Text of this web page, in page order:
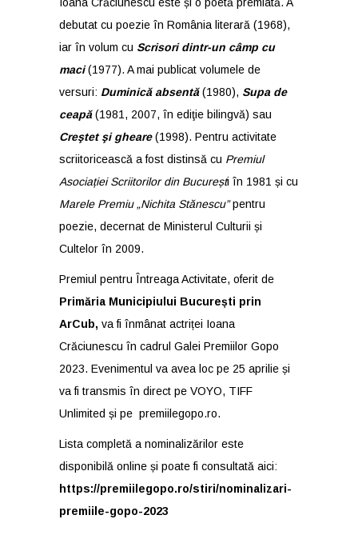
debutat cu poezie în România literară (1968),
iar în volum cu Scrisori dintr-un câmp cu
maci(1977). A mai publicat volumele de
versuri: Duminică absentă(1980), Supa de
ceapă(1981, 2007, în ediţie bilingvă) sau
Creştet şi gheare(1998). Pentru activitate
scriitoricească a fost distinsă cu Premiul
Asociației Scriitorilor din București în 1981 și cu
Marele Premiu „Nichita Stănescu”pentru
poezie, decernat de Ministerul Culturii și
Cultelor în 2009.
Premiul pentru Întreaga Activitate, oferit de
Primăria Municipiului București prin
ArCub, va fi înmânat actriței Ioana
Crăciunescu în cadrul Galei Premiilor Gopo
2023. Evenimentul va avea loc pe 25 aprilie și
va fi transmis în direct pe VOYO, TIFF
Unlimited și pe premiilegopo.ro.
Lista completă a nominalizărilor este
disponibilă online și poate fi consultată aici:
https://premiilegopo.ro/stiri/nominalizari-
premiile-gopo-2023